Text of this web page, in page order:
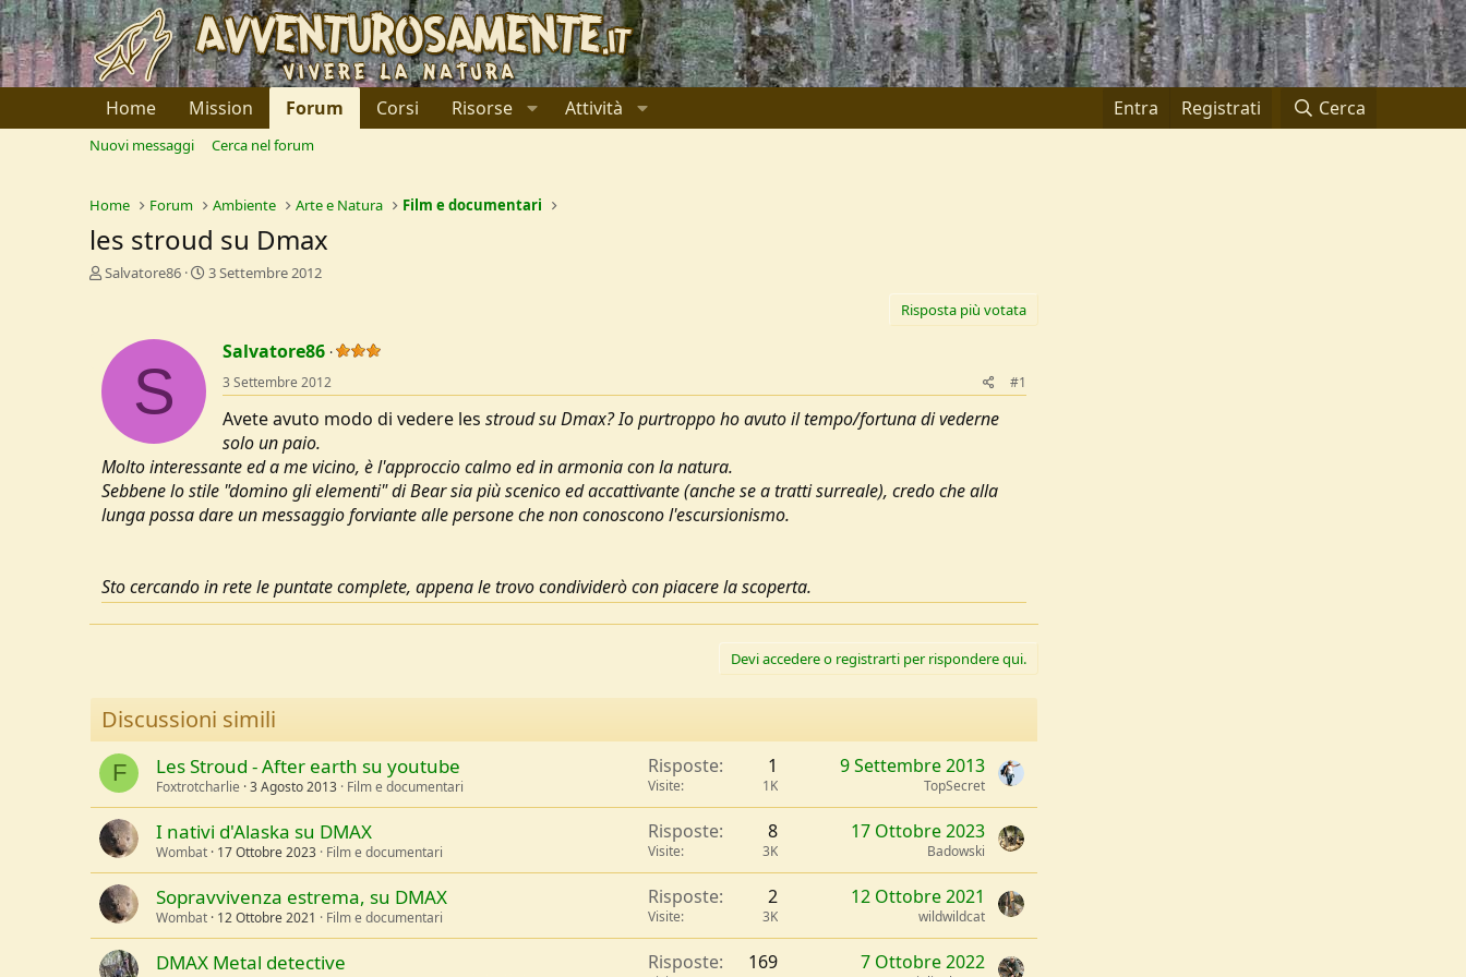
Home Mission Forum Corsi Risorse Attività Entra Registrati Cerca
Nuovi messaggi Cerca nel forum
Home Forum Ambiente Arte e Natura Film e documentari
les stroud su Dmax
C
o
e
D
s
c
u
s
o
n
e
Salvatore86
D
i
o
3 Settembre 2012
Risposta più votata
S
Salvatore86
3 Settembre 2012 #1
Avete avuto modo di vedere les stroud su Dmax? Io purtroppo ho avuto il tempo/fortuna di vederne
solo un paio.
Molto interessante ed a me vicino, è l'approccio calmo ed in armonia con la natura.
Sebbene lo stile "domino gli elementi" di Bear sia più scenico ed accattivante (anche se a tratti surreale), credo che alla
lunga possa dare un messaggio forviante alle persone che non conoscono l'escursionismo.
Sto cercando in rete le puntate complete, appena le trovo condividerò con piacere la scoperta.
Devi accedere o registrarti per rispondere qui.
Discussioni simili
F Les Stroud - After earth su youtube
Foxtrotcharlie 3 Agosto 2013 Film e documentari
Risposte 1
Visite 1K
9 Settembre 2013
TopSecret
I nativi d'Alaska su DMAX
Wombat 17 Ottobre 2023 Film e documentari
Risposte 8
Visite 3K
17 Ottobre 2023
Badowski
Sopravvivenza estrema, su DMAX
Wombat 12 Ottobre 2021 Film e documentari
Risposte 2
Visite 3K
12 Ottobre 2021
wildwildcat
DMAX Metal detective Risposte 169 7 Ottobre 2022